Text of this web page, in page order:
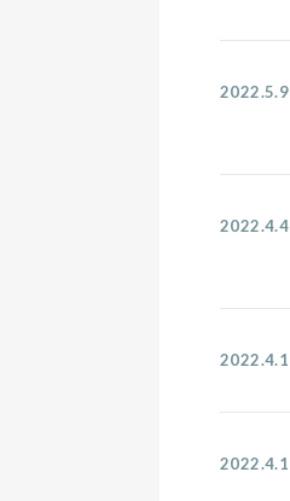
2022.5.9
2022.4.4
2022.4.1
2022.4.1